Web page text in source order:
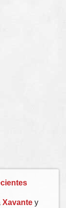
Xavante y